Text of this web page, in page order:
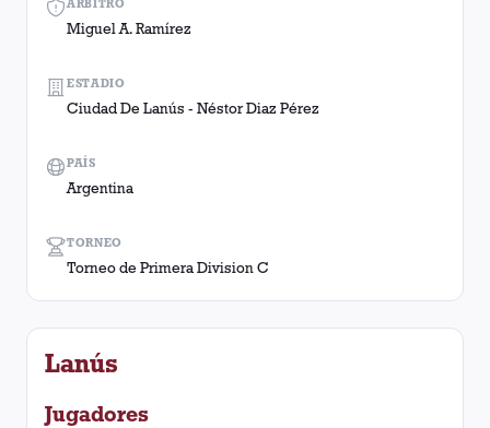
ÁRBITRO
Miguel A. Ramírez
TORNEO
Torneo de Primera Division C
ESTADIO
Ciudad De Lanús - Néstor Diaz Pérez
PAÍS
Argentina
Lanús
Jugadores